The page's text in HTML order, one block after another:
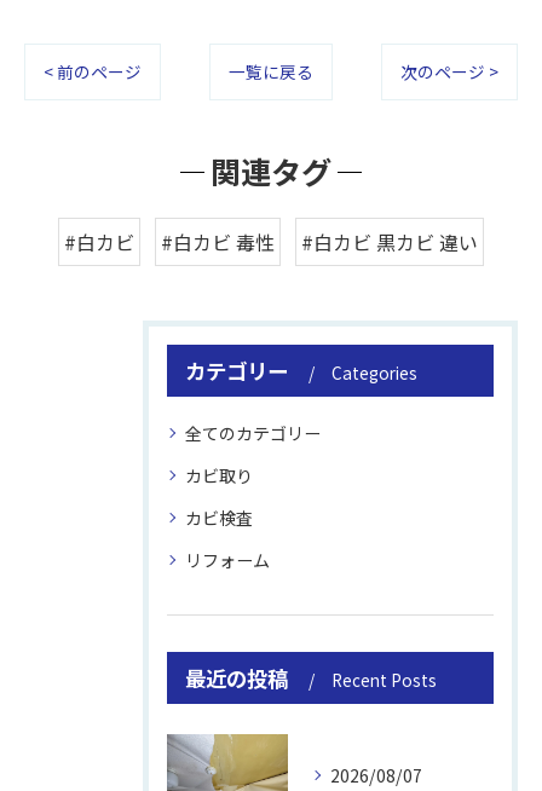
< 前のページ 一覧に戻る 次のページ >
関連タグ
#白カビ #白カビ 毒性 #白カビ 黒カビ 違い
カテゴリー Categories
全てのカテゴリー
カビ取り
カビ検査
リフォーム
最近の投稿 Recent Posts
2026/08/07